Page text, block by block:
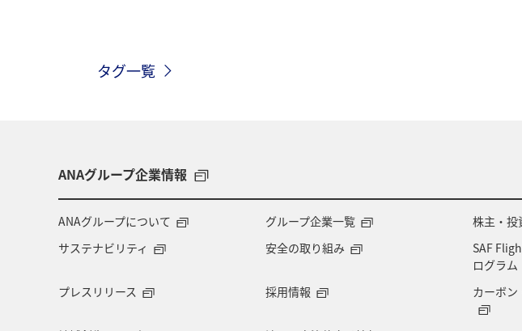
アユ
タグ一覧
ANAグループ企業情報
ANAグループについて グループ企業一覧
株主・投
サステナビリティ
安全の取り組み
SAF
ログラム
プレスリリース
採用情報 カーボン